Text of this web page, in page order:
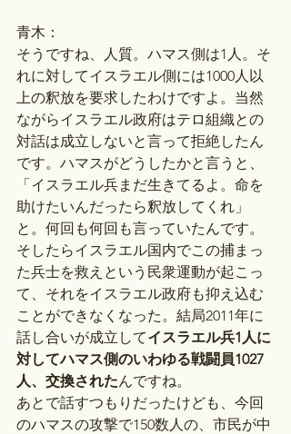
青木：
そうですね、人質。ハマス側は1人。そ
れに対してイスラエル側には1000人以
上の釈放を要求したわけですよ。当然
ながらイスラエル政府はテロ組織との
対話は成立しないと言って拒絶したん
です。ハマスがどうしたかと言うと、
「イスラエル兵まだ生きてるよ。命を
助けたいんだったら釈放してくれ」
と。何回も何回も言っていたんです。
そしたらイスラエル国内でこの捕まっ
た兵士を救えという民衆運動が起こっ
て、それをイスラエル政府も抑え込む
ことができなくなった。結局2011年に
話し合いが成立してイスラエル兵1人に
対してハマス側のいわゆる戦闘員1027
人、交換されたんですね。
あとで話すつもりだったけども、今回
のハマスの攻撃で150数人の、市民が中